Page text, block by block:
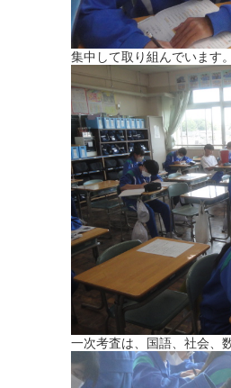
集中して取り組んでいます
一次考査は、国語、社会、